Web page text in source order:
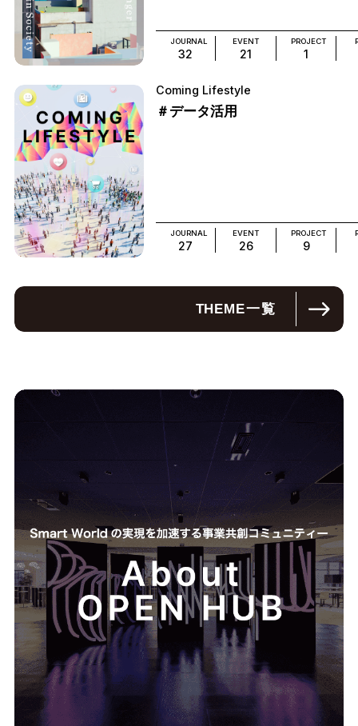
JOURNAL
32
EVENT
21
PROJECT
1
Coming Lifestyle
＃データ活用
JOURNAL
27
EVENT
26
PROJECT
9
THEME一覧